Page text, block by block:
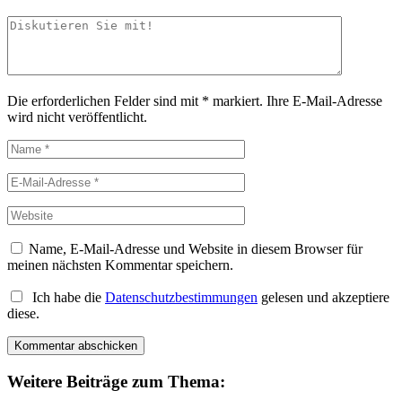
Die erforderlichen Felder sind mit * markiert. Ihre E-Mail-Adresse
wird nicht veröffentlicht.
Name, E-Mail-Adresse und Website in diesem Browser für
meinen nächsten Kommentar speichern.
Ich habe die Datenschutzbestimmungen gelesen und akzeptiere
diese.
Weitere Beiträge zum Thema: